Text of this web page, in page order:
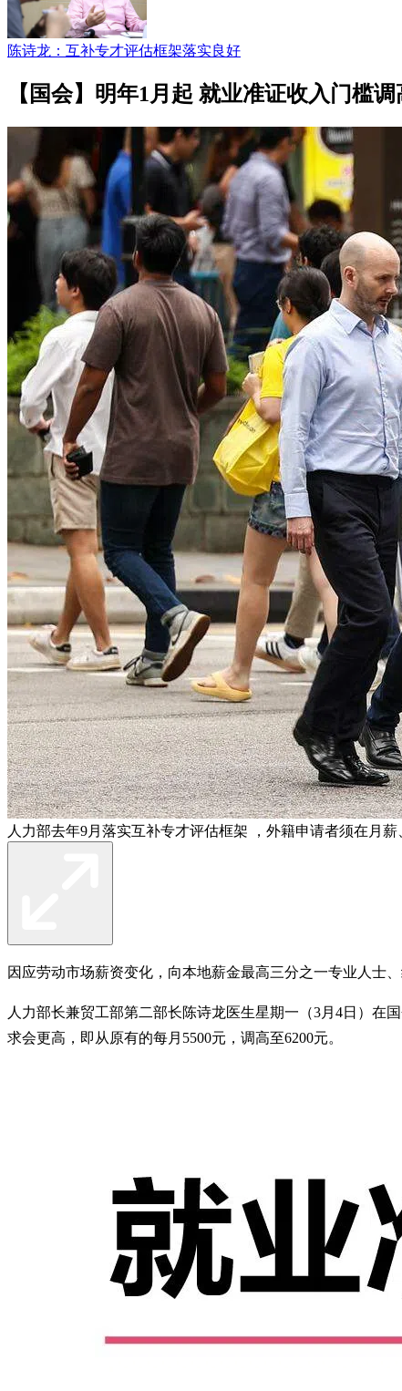
陈诗龙：互补专才评估框架落实良好
【国会】明年1月起 就业准证收入门槛调
人力部去年9月落实互补专才评估框架 ，外籍申请者须在月
因应劳动市场薪资变化，向本地薪金最高三分之一专业人士
人力部长兼贸工部第二部长陈诗龙医生星期一（3月4日）在
求会更高，即从原有的每月5500元，调高至6200元。